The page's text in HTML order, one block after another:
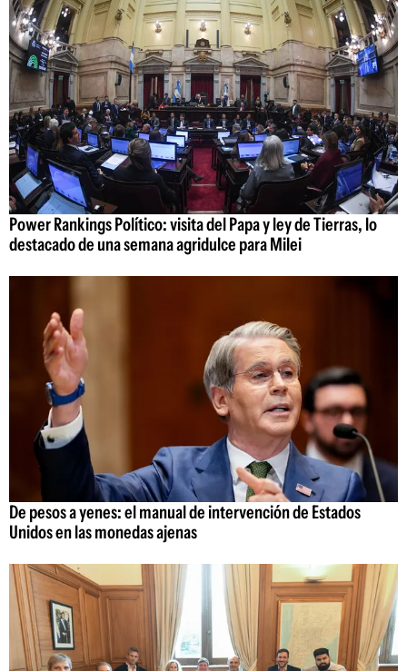
Power Rankings Político: visita del Papa y ley de Tierras, lo
destacado de una semana agridulce para Milei
De pesos a yenes: el manual de intervención de Estados
Unidos en las monedas ajenas